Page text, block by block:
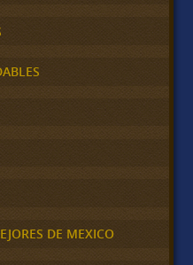
DE MEXICO